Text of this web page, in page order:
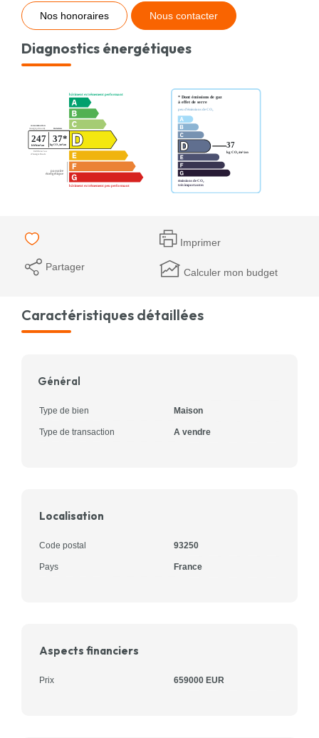
Nos honoraires Nous contacter
Diagnostics énergétiques
Imprimer
Partager Calculer mon budget
Caractéristiques détaillées
Général
Type de bien Maison
Type de transaction A vendre
Localisation
Code postal 93250
Pays France
Aspects financiers
Prix 659000 EUR